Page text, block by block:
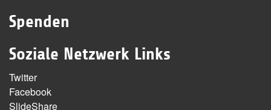
Spenden
Soziale Netzwerk Links
Twitter
Facebook
SlideShare